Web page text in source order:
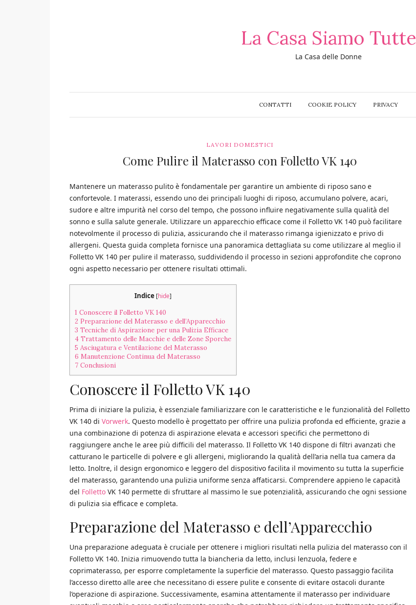
La Casa Siamo Tutte
La Casa delle Donne
CONTATTI COOKIE POLICY PRIVACY
LAVORI DOMESTICI
Come Pulire il Materasso con Folletto VK 140​
Mantenere un materasso pulito è fondamentale per garantire un ambiente di riposo sano e
confortevole. I materassi, essendo uno dei principali luoghi di riposo, accumulano polvere, acari,
sudore e altre impurità nel corso del tempo, che possono influire negativamente sulla qualità del
sonno e sulla salute generale. Utilizzare un apparecchio efficace come il Folletto VK 140 può facilitare
notevolmente il processo di pulizia, assicurando che il materasso rimanga igienizzato e privo di
allergeni. Questa guida completa fornisce una panoramica dettagliata su come utilizzare al meglio il
Folletto VK 140 per pulire il materasso, suddividendo il processo in sezioni approfondite che coprono
ogni aspetto necessario per ottenere risultati ottimali.
Indice [hide]
1 Conoscere il Folletto VK 140
2 Preparazione del Materasso e dell’Apparecchio
3 Tecniche di Aspirazione per una Pulizia Efficace
4 Trattamento delle Macchie e delle Zone Sporche
5 Asciugatura e Ventilazione del Materasso
6 Manutenzione Continua del Materasso
7 Conclusioni
Conoscere il Folletto VK 140
Prima di iniziare la pulizia, è essenziale familiarizzare con le caratteristiche e le funzionalità del Folletto
VK 140 di Vorwerk. Questo modello è progettato per offrire una pulizia profonda ed efficiente, grazie a
una combinazione di potenza di aspirazione elevata e accessori specifici che permettono di
raggiungere anche le aree più difficili del materasso. Il Folletto VK 140 dispone di filtri avanzati che
catturano le particelle di polvere e gli allergeni, migliorando la qualità dell’aria nella tua camera da
letto. Inoltre, il design ergonomico e leggero del dispositivo facilita il movimento su tutta la superficie
del materasso, garantendo una pulizia uniforme senza affaticarsi. Comprendere appieno le capacità
del Folletto VK 140 permette di sfruttare al massimo le sue potenzialità, assicurando che ogni sessione
di pulizia sia efficace e completa.
Preparazione del Materasso e dell’Apparecchio
Una preparazione adeguata è cruciale per ottenere i migliori risultati nella pulizia del materasso con il
Folletto VK 140. Inizia rimuovendo tutta la biancheria da letto, inclusi lenzuola, federe e
coprimaterasso, per esporre completamente la superficie del materasso. Questo passaggio facilita
l’accesso diretto alle aree che necessitano di essere pulite e consente di evitare ostacoli durante
l’operazione di aspirazione. Successivamente, esamina attentamente il materasso per individuare